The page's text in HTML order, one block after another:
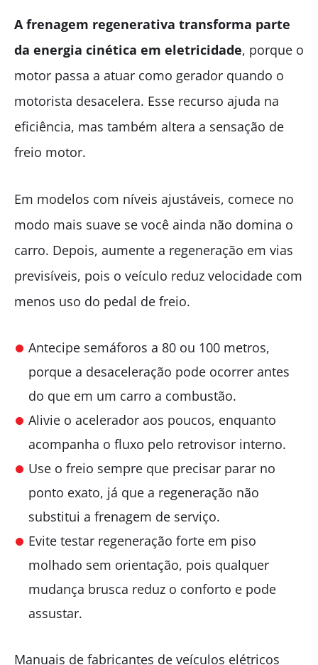
A frenagem regenerativa transforma parte
da energia cinética em eletricidade, porque o
motor passa a atuar como gerador quando o
motorista desacelera. Esse recurso ajuda na
eficiência, mas também altera a sensação de
freio motor.
Em modelos com níveis ajustáveis, comece no
modo mais suave se você ainda não domina o
carro. Depois, aumente a regeneração em vias
previsíveis, pois o veículo reduz velocidade com
menos uso do pedal de freio.
Antecipe semáforos a 80 ou 100 metros,
porque a desaceleração pode ocorrer antes
do que em um carro a combustão.
Alivie o acelerador aos poucos, enquanto
acompanha o fluxo pelo retrovisor interno.
Use o freio sempre que precisar parar no
ponto exato, já que a regeneração não
substitui a frenagem de serviço.
Evite testar regeneração forte em piso
molhado sem orientação, pois qualquer
mudança brusca reduz o conforto e pode
assustar.
Manuais de fabricantes de veículos elétricos